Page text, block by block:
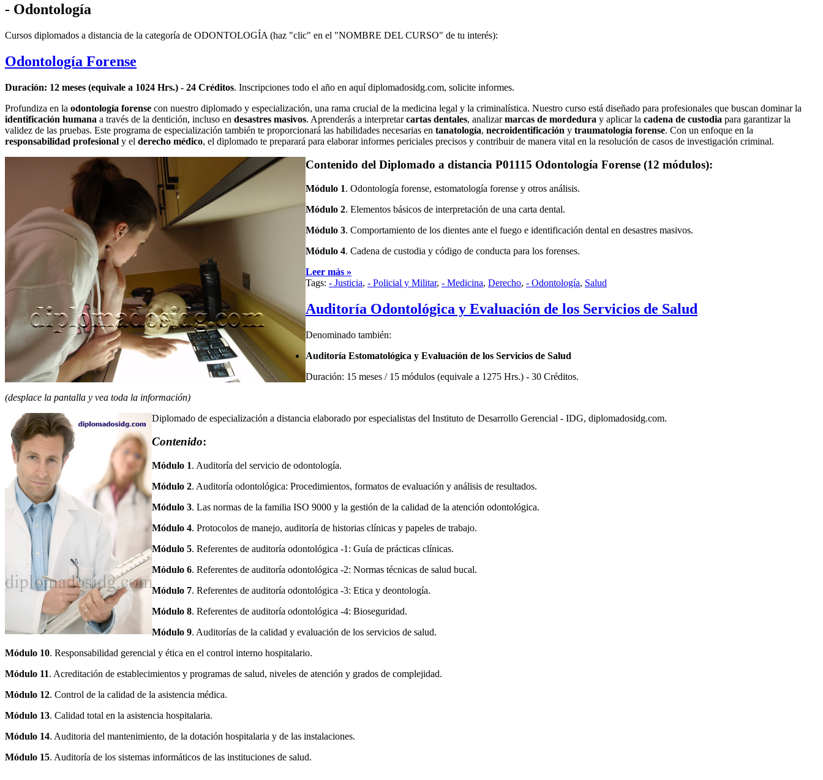
- Odontología
Cursos diplomados a distancia de la categoría de ODONTOLOGÍA (haz "clic" en el "NOMBRE DEL CURSO" de tu interés):
Odontología Forense
Duración: 12 meses (equivale a 1024 Hrs.) - 24 Créditos. Inscripciones todo el año en aquí diplomadosidg.com, solicite informes.
Profundiza en la odontología forense con nuestro diplomado y especialización, una rama crucial de la medicina legal y la criminalística. Nuestro curso está diseñado para profesionales que buscan dominar la
identificación humana a través de la dentición, incluso en desastres masivos. Aprenderás a interpretarcartas dentales, analizarmarcas de mordedura y aplicar la cadena de custodia para garantizar la
validez de las pruebas. Este programa de especialización también te proporcionará las habilidades necesarias en tanatología, necroidentificación y traumatología forense. Con un enfoque en la
responsabilidad profesional y el derecho médico, el diplomado te preparará para elaborar informes periciales precisos y contribuir de manera vital en la resolución de casos de investigación criminal.
Contenido del Diplomado a distancia P01115 Odontología Forense (12 módulos):
Módulo 1. Odontología forense, estomatología forense y otros análisis.
Módulo 2. Elementos básicos de interpretación de una carta dental.
Módulo 3. Comportamiento de los dientes ante el fuego e identificación dental en desastres masivos.
Módulo 4. Cadena de custodia y código de conducta para los forenses.
Leer más »
Tags: - Justicia, - Policial y Militar, - Medicina, Derecho, - Odontología, Salud
Auditoría Odontológica y Evaluación de los Servicios de Salud
Denominado también:
Auditoría Estomatológica y Evaluación de los Servicios de Salud
Duración: 15 meses / 15 módulos (equivale a 1275 Hrs.) - 30 Créditos.
(desplace la pantalla y vea toda la información)
Diplomado de especialización a distancia elaborado por especialistas del Instituto de Desarrollo Gerencial - IDG, diplomadosidg.com.
Contenido:
Módulo 1. Auditoría del servicio de odontología.
Módulo 2. Auditoría odontológica: Procedimientos, formatos de evaluación y análisis de resultados.
Módulo 3. Las normas de la familia ISO 9000 y la gestión de la calidad de la atención odontológica.
Módulo 4. Protocolos de manejo, auditoría de historias clínicas y papeles de trabajo.
Módulo 5. Referentes de auditoría odontológica -1: Guía de prácticas clínicas.
Módulo 6. Referentes de auditoría odontológica -2: Normas técnicas de salud bucal.
Módulo 7. Referentes de auditoría odontológica -3: Etica y deontología.
Módulo 8. Referentes de auditoría odontológica -4: Bioseguridad.
Módulo 9. Auditorías de la calidad y evaluación de los servicios de salud.
Módulo 10. Responsabilidad gerencial y ética en el control interno hospitalario.
Módulo 11. Acreditación de establecimientos y programas de salud, niveles de atención y grados de complejidad.
Módulo 12. Control de la calidad de la asistencia médica.
Módulo 13. Calidad total en la asistencia hospitalaria.
Módulo 14. Auditoria del mantenimiento, de la dotación hospitalaria y de las instalaciones.
Módulo 15. Auditoría de los sistemas informáticos de las instituciones de salud.